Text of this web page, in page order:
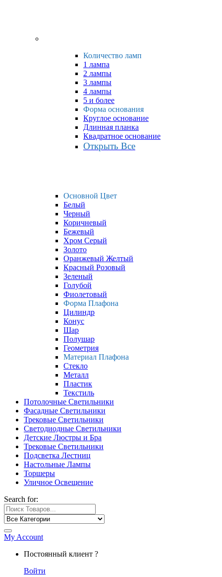
Количество ламп
1 лампа
2 лампы
3 лампы
4 лампы
5 и более
Форма основания
Круглое основание
Длинная планка
Квадратное основание
Открыть Все
Основной Цвет
Белый
Черный
Коричневый
Бежевый
Хром Серый
Золото
Оранжевый Желтый
Красный Розовый
Зеленый
Голубой
Фиолетовый
Форма Плафона
Цилиндр
Конус
Шар
Полушар
Геометрия
Материал Плафона
Стекло
Металл
Пластик
Текстиль
Потолочные Светильники
Фасадные Светильники
Трековые Светильники
Светодиодные Светильники
Детские Люстры и Бра
Трековые Светильники
Подсветка Лестниц
Настольные Лампы
Торшеры
Уличное Освещение
Search for:
My Account
Постоянный клиент ?
Войти